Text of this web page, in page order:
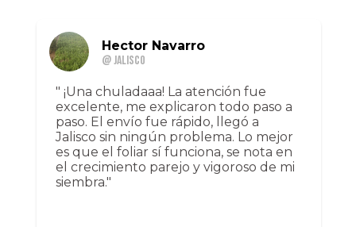
Hector Navarro
@ Jalisco
" ¡Una chuladaaa! La atención fue
excelente, me explicaron todo paso a
paso. El envío fue rápido, llegó a
Jalisco sin ningún problema. Lo mejor
es que el foliar sí funciona, se nota en
el crecimiento parejo y vigoroso de mi
siembra."